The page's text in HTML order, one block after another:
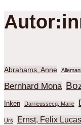
Abrahams, Anne
Bernhard Mona
Inken Darrieussecq, Marie
Urs Ernst, Felix Lucas